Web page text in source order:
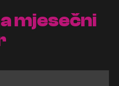
mjesečni